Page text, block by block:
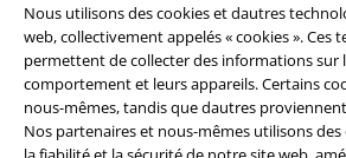
Nous utilisons des cookies et dautres
web, collectivement appelés « cookies ». Ces
permettent de collecter des informations sur
comportement et leurs appareils. Certains
nous-mêmes, tandis que dautres
Nos partenaires et nous-mêmes utilisons